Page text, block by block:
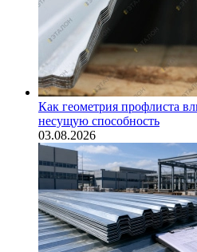
Как геометрия профлиста
несущую способность
03.08.2026